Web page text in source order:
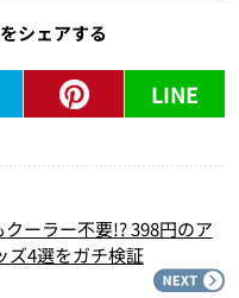
シェアする
LINE
ーラー不要!? 398円のア
ズ4選をガチ検証